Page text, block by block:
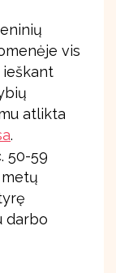
vis
ieškant
atlikta
.
50-59
darbo